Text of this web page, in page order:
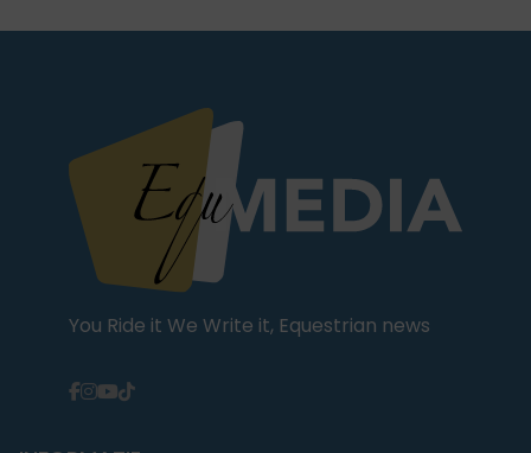
You Ride it We Write it, Equestrian news